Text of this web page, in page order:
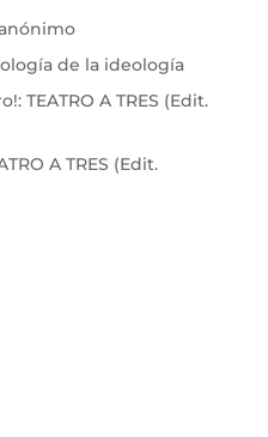
de la ideología
TEATRO A TRES (Edit.
A TRES (Edit.